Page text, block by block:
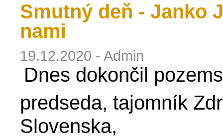
Smutný deň - Janko
nami
19.12.2020 - Admin
Dnes dokončil
predseda, tajomník
Slovenska,